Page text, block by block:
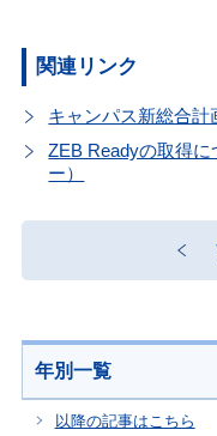
関連リンク
キャンパス新総合計
ZEB Readyの取得
ー）
年別一覧
以降の記事はこちら